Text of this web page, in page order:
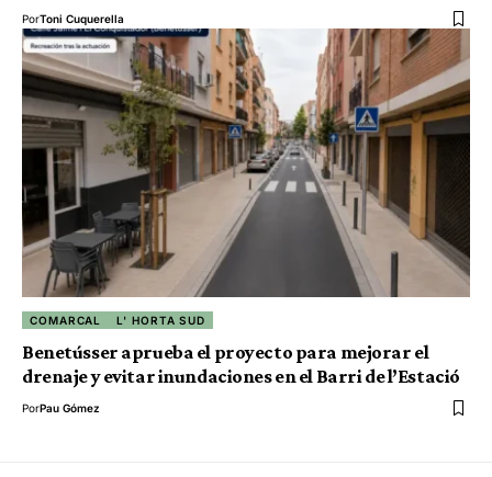
PorToni Cuquerella
COMARCAL L' HORTA SUD
Benetússer aprueba el proyecto para mejorar el
drenaje y evitar inundaciones en el Barri de l’Estació
PorPau Gómez